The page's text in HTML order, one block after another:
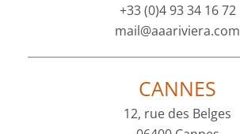
+33 (0)4 93 34 16 72
mail@aaariviera.com
CANNES
12, rue des Belges